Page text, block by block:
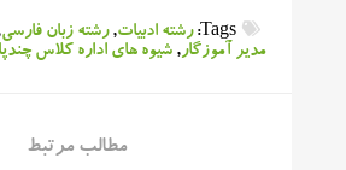
Tags: رشته ادبیات,رشته زبان فارسی
مدیر آموزگار,شیوه های اداره کلاس
مطالب مرتبط